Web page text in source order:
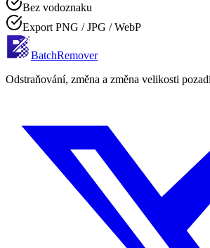
Bez vodoznaku
Export PNG / JPG / WebP
BatchRemover
Odstraňování, změna a změna velikosti